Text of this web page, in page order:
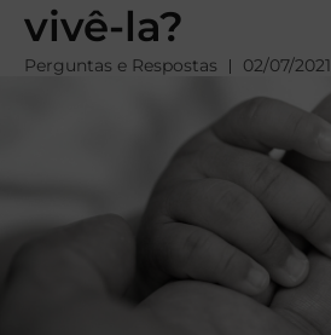
vivê-la?
Perguntas e Respostas 02/07/2021